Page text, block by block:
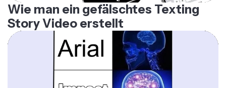
Story Video erstellt